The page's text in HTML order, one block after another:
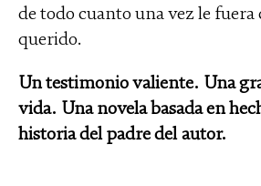
de todo cuanto una vez le fuera
querido.
Un testimonio valiente. Una
vida. Una novela basada en
historia del padre del autor.